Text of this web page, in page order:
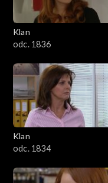
Klan
odc. 1836
Klan
odc. 1834